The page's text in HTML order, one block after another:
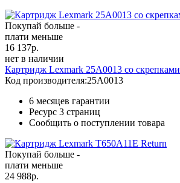
Покупай больше -
плати меньше
16 137р.
нет в наличии
Картридж Lexmark 25A0013 со скрепками
Код производителя:25A0013
6 месяцев гарантии
Ресурс 3 страниц
Сообщить о поступлении товара
Покупай больше -
плати меньше
24 988р.